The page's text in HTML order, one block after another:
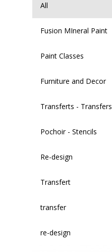
All
Fusion MIneral Paint
Paint Classes
Furniture and Decor
Transferts - Transfers
Pochoir - Stencils
Re-design
Transfert
transfer
re-design